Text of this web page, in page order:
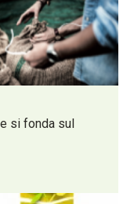
si fonda sul